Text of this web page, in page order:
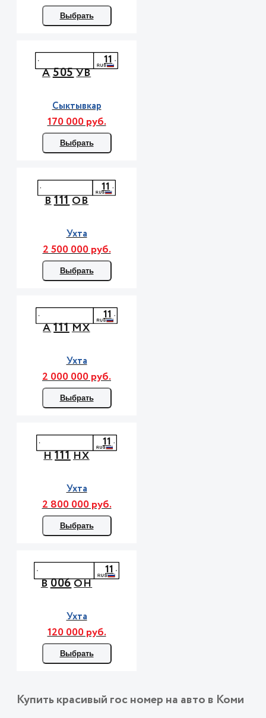
Выбрать
А505УВ
11
Сыктывкар
170 000 руб.
Выбрать
В111ОВ
11
Ухта
2 500 000 руб.
Выбрать
А111МХ
11
Ухта
2 000 000 руб.
Выбрать
Н111НХ
11
Ухта
2 800 000 руб.
Выбрать
В006ОН
11
Ухта
120 000 руб.
Выбрать
Купить красивый гос номер на авто в Коми